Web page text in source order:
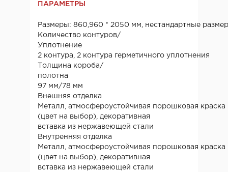
ПАРАМЕТРЫ
Размеры: 860,960 * 2050 мм, нестандартные
Количество контуров/
Уплотнение
2 контура, 2 контура герметичного уплотнения
Толщина короба/
полотна
97 мм/78 мм
Внешняя отделка
Металл, атмосфероустойчивая порошковая краска
(цвет на выбор), декоративная
вставка из нержавеющей стали
Внутренняя отделка
Металл, атмосфероустойчивая порошковая краска
(цвет на выбор), декоративная
вставка из нержавеющей стали